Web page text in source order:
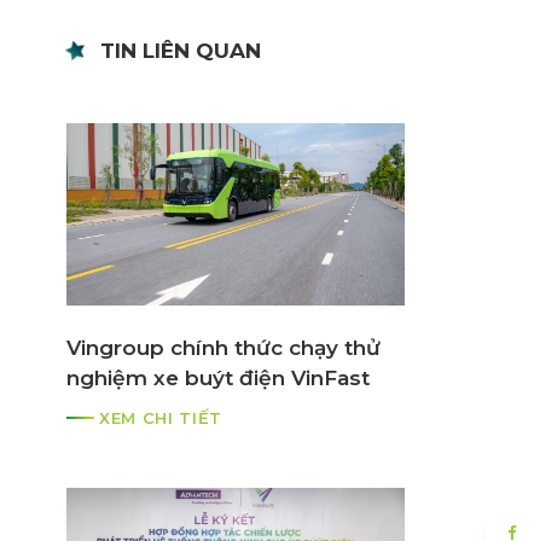
TIN LIÊN QUAN
Vingroup chính thức chạy thử
nghiệm xe buýt điện VinFast
XEM CHI TIẾT